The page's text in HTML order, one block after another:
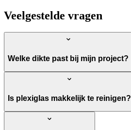
Veelgestelde vragen
Welke dikte past bij mijn project?
Is plexiglas makkelijk te reinigen?